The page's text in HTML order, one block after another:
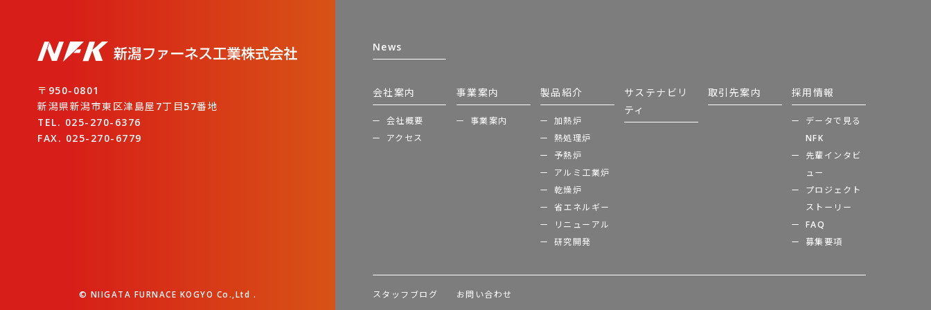
〒950-0801
新潟県新潟市東区津島屋7丁目57番地
TEL. 025-270-6376
FAX. 025-270-6779
News
会社案内
会社概要
アクセス
事業案内
事業案内
製品紹介
加熱炉
熱処理炉
予熱炉
アルミ工業炉
乾燥炉
省エネルギー
リニューアル
研究開発
サステナビリ
ティ
取引先案内 採用情報
データで見る
NFK
先輩インタビ
ュー
プロジェクト
ストーリー
FAQ
募集要項
スタッフブログ お問い合わせ
© NIIGATA FURNACE KOGYO Co.,Ltd .